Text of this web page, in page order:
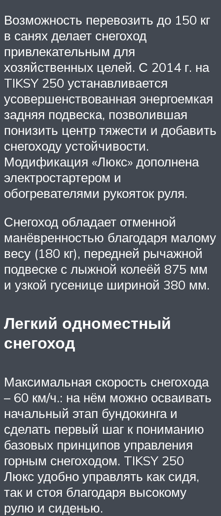
Возможность перевозить до 150 кг
в санях делает снегоход
привлекательным для
хозяйственных целей. С 2014 г. на
TIKSY 250 устанавливается
усовершенствованная энергоемкая
задняя подвеска, позволившая
понизить центр тяжести и добавить
снегоходу устойчивости.
Модификация «Люкс» дополнена
электростартером и
обогревателями рукояток руля.
Снегоход обладает отменной
манёвренностью благодаря малому
весу (180 кг), передней рычажной
подвеске с лыжной колеёй 875 мм
и узкой гусенице шириной 380 мм.
Легкий одноместный
снегоход
Максимальная скорость снегохода
– 60 км/ч.: на нём можно осваивать
начальный этап бундокинга и
сделать первый шаг к пониманию
базовых принципов управления
горным снегоходом. TIKSY 250
Люкс удобно управлять как сидя,
так и стоя благодаря высокому
рулю и сиденью.